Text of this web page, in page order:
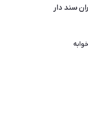
خوابه